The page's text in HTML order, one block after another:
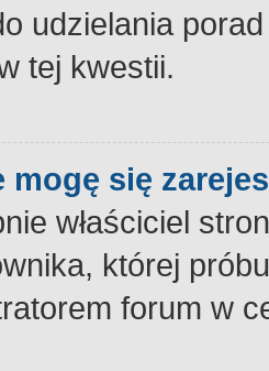
udzielania
tej kwestii.
mogę się
właściciel
której
forum w